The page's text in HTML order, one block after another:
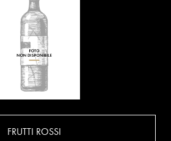
FRUTTI ROSSI